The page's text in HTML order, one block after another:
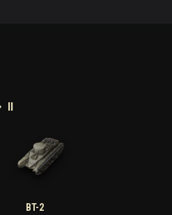
BT-2
II